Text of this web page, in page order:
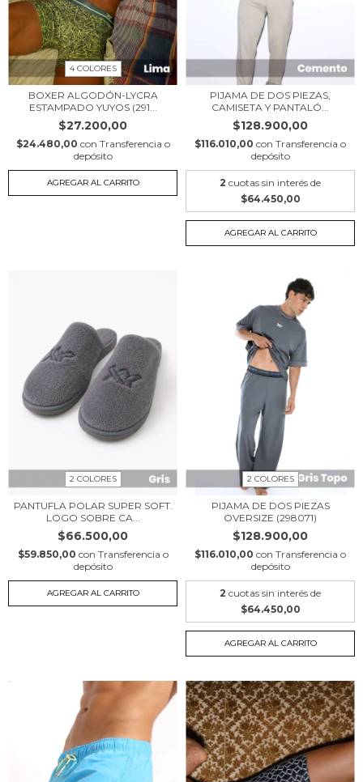
4 COLORES
BOXER ALGODÓN-LYCRA
ESTAMPADO YUYOS (291...
$27.200,00
$24.480,00 con Transferencia o
depósito
AGREGAR AL CARRITO
PIJAMA DE DOS PIEZAS,
CAMISETA Y PANTALÓ...
$128.900,00
$116.010,00 con Transferencia o
depósito
2 cuotas sin interés de
$64.450,00
AGREGAR AL CARRITO
2 COLORES
PANTUFLA POLAR SUPER SOFT.
LOGO SOBRE CA...
$66.500,00
$59.850,00 con Transferencia o
depósito
AGREGAR AL CARRITO
2 COLORES
PIJAMA DE DOS PIEZAS
OVERSIZE (298071)
$128.900,00
$116.010,00 con Transferencia o
depósito
2 cuotas sin interés de
$64.450,00
AGREGAR AL CARRITO